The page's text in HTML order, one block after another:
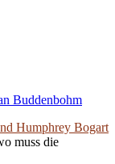
Buddenbohm
Humphrey Bogart
muss die